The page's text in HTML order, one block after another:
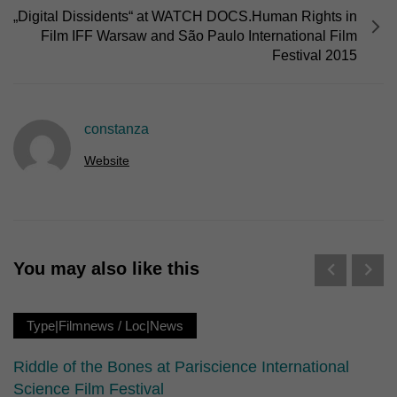
„Digital Dissidents“ at WATCH DOCS.Human Rights in
Film IFF Warsaw and São Paulo International Film
Festival 2015
constanza
Website
You may also like this
Type|Filmnews / Loc|News
Riddle of the Bones at Pariscience International
Science Film Festival
Wir verwenden Cookies und andere Technologien auf unserer
Website. Einige von ihnen sind essenziell, während andere uns
helfen, diese Website und Ihre Erfahrung zu verbessern.
Verwendung Ihrer Daten finden Sie in unserer
Datenschutzerklärung
Hier finden Sie eine Übersicht über alle verwendeten Cookies. Sie
können Ihre Einwilligung zu ganzen Kategorien geben oder sich
Datenschutzeinstellungen
Essenziell (1)
Essenzielle Cookies ermöglichen grundlegende Funktionen und sind für